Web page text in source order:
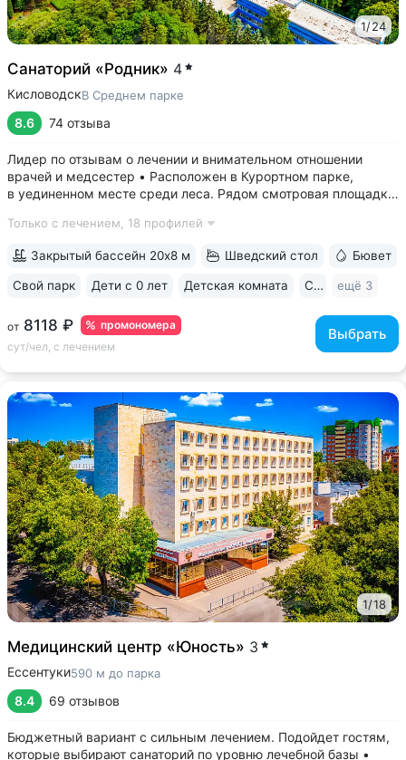
1/24
Санаторий «Родник» 4
КисловодскВ Среднем парке
8.6 74 отзыва
Лидер по отзывам о лечении и внимательном отношении
врачей и медсестер • Расположен в Курортном парке,
в уединенном месте среди леса. Рядом смотровая площадка.
пение птиц • Удобный выход в Нижний и Верхний парки:
Только с лечением, 18 профилей
промономера
от 8118 ₽
сут/чел, с лечением
Выбрать
Закрытый бассейн 20х8 м Шведский стол Бювет
Свой парк Дети с 0 лет Детская комната Спа ещё 3
1/18
Медицинский центр «Юность» 3
Ессентуки590 м до парка
8.4 69 отзывов
Бюджетный вариант с сильным лечением. Подойдет гостям,
которые выбирают санаторий по уровню лечебной базы •